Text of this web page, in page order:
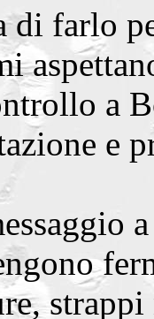
di farlo
a
e
strappi